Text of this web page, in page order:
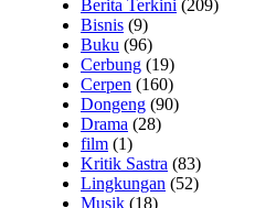
Berita Terkini (209)
Bisnis (9)
Buku (96)
Cerbung (19)
Cerpen (160)
Dongeng (90)
Drama (28)
film (1)
Kritik Sastra (83)
Lingkungan (52)
Musik (18)